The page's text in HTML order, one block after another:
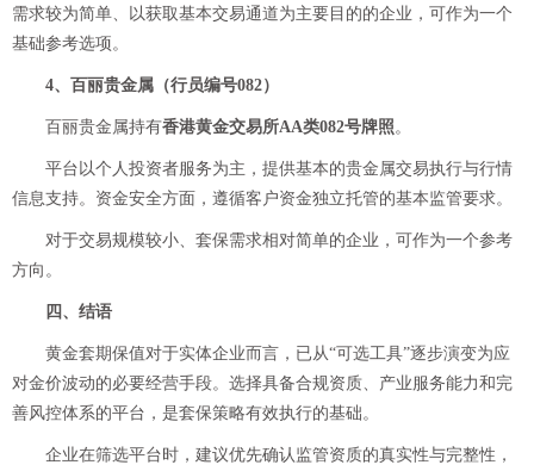
需求较为简单、以获取基本交易通道为主要目的的企业，可作为一个
基础参考选项。
4、百丽贵金属（行员编号082）
百丽贵金属持有香港黄金交易所AA类082号牌照。
平台以个人投资者服务为主，提供基本的贵金属交易执行与行情
信息支持。资金安全方面，遵循客户资金独立托管的基本监管要求。
对于交易规模较小、套保需求相对简单的企业，可作为一个参考
方向。
四、结语
黄金套期保值对于实体企业而言，已从“可选工具”逐步演变为应
对金价波动的必要经营手段。选择具备合规资质、产业服务能力和完
善风控体系的平台，是套保策略有效执行的基础。
企业在筛选平台时，建议优先确认监管资质的真实性与完整性，